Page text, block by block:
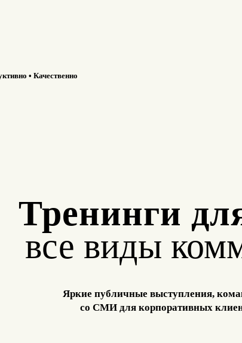
• Качественно
Тренинги
все виды
Яркие публичные выступления,
со СМИ для корпоративных